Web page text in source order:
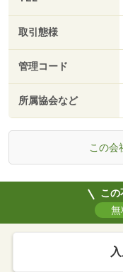
取引態様
管理コード
所属協会など
この会
この
無